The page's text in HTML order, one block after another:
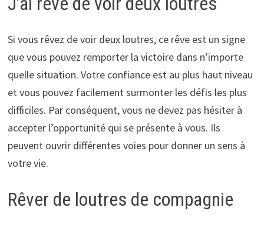
Si vous rêvez de voir deux loutres, ce rêve est un signe
que vous pouvez remporter la victoire dans n’importe
quelle situation. Votre confiance est au plus haut niveau
et vous pouvez facilement surmonter les défis les plus
difficiles. Par conséquent, vous ne devez pas hésiter à
accepter l’opportunité qui se présente à vous. Ils
peuvent ouvrir différentes voies pour donner un sens à
votre vie.
Rêver de loutres de compagnie